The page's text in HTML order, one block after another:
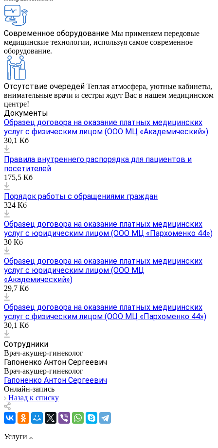
Современное оборудование Мы применяем передовые
медицинские технологии, используя самое современное
оборудование.
Отсутствие очередей Теплая атмосфера, уютные кабинеты,
внимательные врачи и сестры ждут Вас в нашем медицинском
центре!
Документы
Образец договора на оказание платных медицинских
услуг с физическим лицом (ООО МЦ «Академический»)
30,1 Кб
Правила внутреннего распорядка для пациентов и
посетителей
175,5 Кб
Порядок работы с обращениями граждан
324 Кб
Образец договора на оказание платных медицинских
услуг с юридическим лицом (ООО МЦ «Пархоменко 44»)
30 Кб
Образец договора на оказание платных медицинских
услуг с юридическим лицом (ООО МЦ
«Академический»)
29,7 Кб
Образец договора на оказание платных медицинских
услуг с физическим лицом (ООО МЦ «Пархоменко 44»)
30,1 Кб
Сотрудники
Врач-акушер-гинеколог
Гапоненко Антон Сергеевич
Врач-акушер-гинеколог
Гапоненко Антон Сергеевич
Онлайн-запись
Назад к списку
Услуги